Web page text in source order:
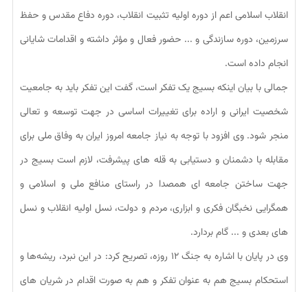
انقلاب اسلامی اعم از دوره اولیه تثبیت انقلاب، دوره دفاع مقدس و حفظ
سرزمین، دوره سازندگی و ... حضور فعال و مؤثر داشته و اقدامات شایانی
انجام داده است.
جمالی با بیان اینکه بسیج یک تفکر است، گفت این تفکر باید به جامعیت
شخصیت ایرانی و اراده برای تغییرات اساسی در جهت توسعه و تعالی
منجر شود. وی افزود با توجه به نیاز جامعه امروز ایران به وفاق ملی برای
مقابله با دشمنان و دستیابی به قله های پیشرفت، لازم است بسیج در
جهت ساختن جامعه ای همصدا در راستای منافع ملی و اسلامی و
همگرایی نخبگان فکری و ابزاری، مردم و دولت، نسل اولیه انقلاب و نسل
های بعدی و ... گام بردارد.
وی در پایان با اشاره به جنگ ۱۲ روزه، تصریح کرد: در این نبرد، ریشه‌ها و
استحکام بسیج هم به عنوان تفکر و هم به صورت اقدام در شریان های